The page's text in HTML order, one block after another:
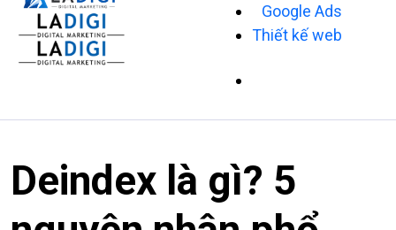
Google Ads
Thiết kế web
Deindex là gì? 5